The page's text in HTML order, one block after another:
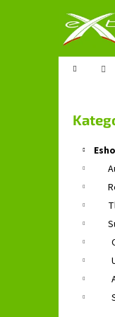
Domů
Přeskočit
kategorie
Zpět
Zpět